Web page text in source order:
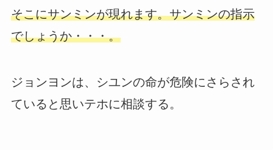
そこにサンミンが現れます。サンミンの指示
でしょうか・・・。
ジョンヨンは、シユンの命が危険にさらされ
ていると思いテホに相談する。